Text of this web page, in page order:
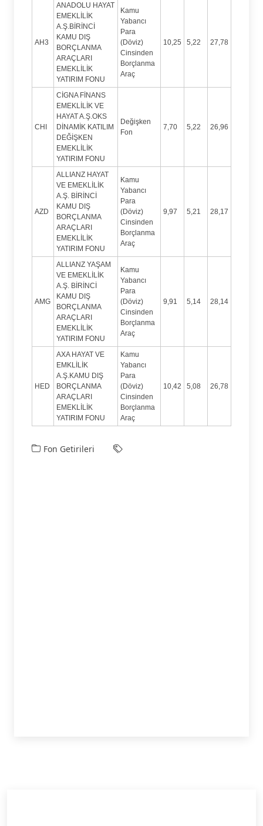
AH3
ANADOLU HAYAT
EMEKLİLİK
A.Ş.BİRİNCİ
KAMU DIŞ
BORÇLANMA
ARAÇLARI
EMEKLİLİK
YATIRIM FONU
Kamu
Yabancı
Para
(Döviz)
Cinsinden
Borçlanma
Araç
10,25 5,22 27,78
CHI
CİGNA FİNANS
EMEKLİLİK VE
HAYAT A.Ş.OKS
DİNAMİK KATILIM
DEĞİŞKEN
EMEKLİLİK
YATIRIM FONU
Değişken
Fon
7,70 5,22 26,96
AZD
ALLIANZ HAYAT
VE EMEKLİLİK
A.Ş. BİRİNCİ
KAMU DIŞ
BORÇLANMA
ARAÇLARI
EMEKLİLİK
YATIRIM FONU
Kamu
Yabancı
Para
(Döviz)
Cinsinden
Borçlanma
Araç
9,97 5,21 28,17
AMG
ALLIANZ YAŞAM
VE EMEKLİLİK
A.Ş. BİRİNCİ
KAMU DIŞ
BORÇLANMA
ARAÇLARI
EMEKLİLİK
YATIRIM FONU
Kamu
Yabancı
Para
(Döviz)
Cinsinden
Borçlanma
Araç
9,91 5,14 28,14
HED
AXA HAYAT VE
EMKLİLİK
A.Ş.KAMU DIŞ
BORÇLANMA
ARAÇLARI
EMEKLİLİK
YATIRIM FONU
Kamu
Yabancı
Para
(Döviz)
Cinsinden
Borçlanma
Araç
10,42 5,08 26,78
Fon Getirileri